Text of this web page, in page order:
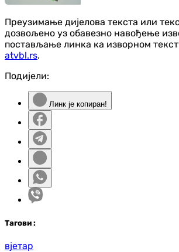
Преузимање дијелова текста или
дозвољено уз обавезно навођење
постављање линка ка изворном
atvbl.rs.
Подијели:
Линк је копиран!
Тагови :
вјетар